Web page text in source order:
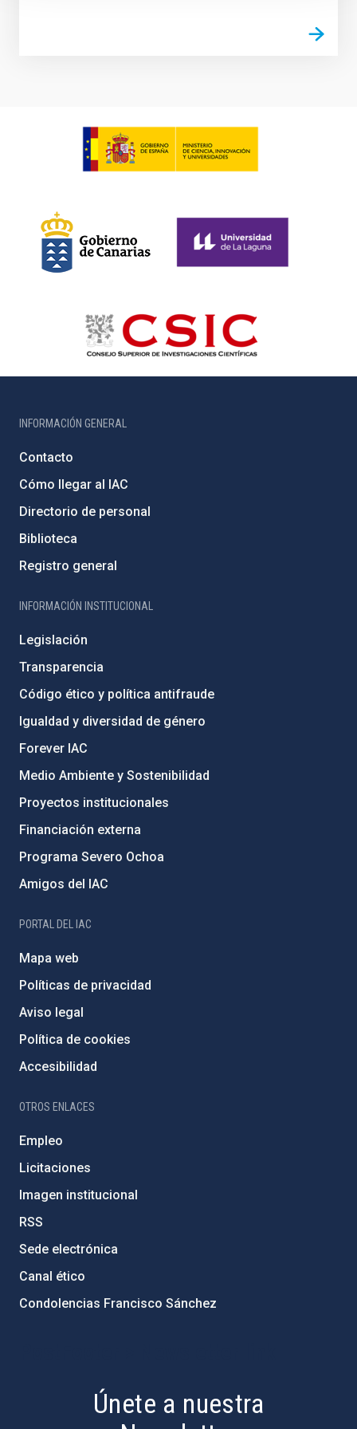
INFORMACIÓN GENERAL
Contacto
Cómo llegar al IAC
Directorio de personal
Biblioteca
Registro general
INFORMACIÓN INSTITUCIONAL
Legislación
Transparencia
Código ético y política antifraude
Igualdad y diversidad de género
Forever IAC
Medio Ambiente y Sostenibilidad
Proyectos institucionales
Financiación externa
Programa Severo Ochoa
Amigos del IAC
PORTAL DEL IAC
Mapa web
Políticas de privacidad
Aviso legal
Política de cookies
Accesibilidad
OTROS ENLACES
Empleo
Licitaciones
Imagen institucional
RSS
Sede electrónica
Canal ético
Condolencias Francisco Sánchez
Únete a nuestra